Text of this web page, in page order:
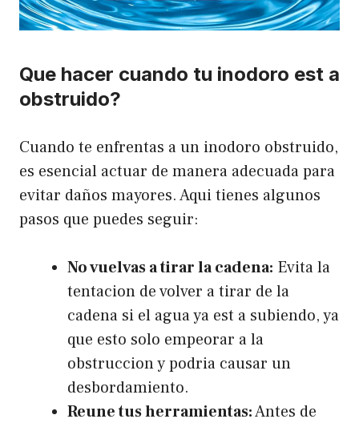
Que hacer cuando tu inodoro est a
obstruido?
Cuando te enfrentas a un inodoro obstruido,
es esencial actuar de manera adecuada para
evitar daños mayores. Aqui tienes algunos
pasos que puedes seguir:
No vuelvas a tirar la cadena: Evita la
tentacion de volver a tirar de la
cadena si el agua ya est a subiendo, ya
que esto solo empeorar a la
obstruccion y podria causar un
desbordamiento.
Reune tus herramientas:Antes de